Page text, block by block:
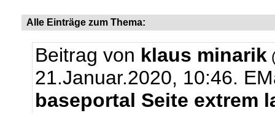
Alle Einträge zum Thema:
Beitrag von klaus minarik
21.Januar.2020, 10:46.
baseportal Seite extrem